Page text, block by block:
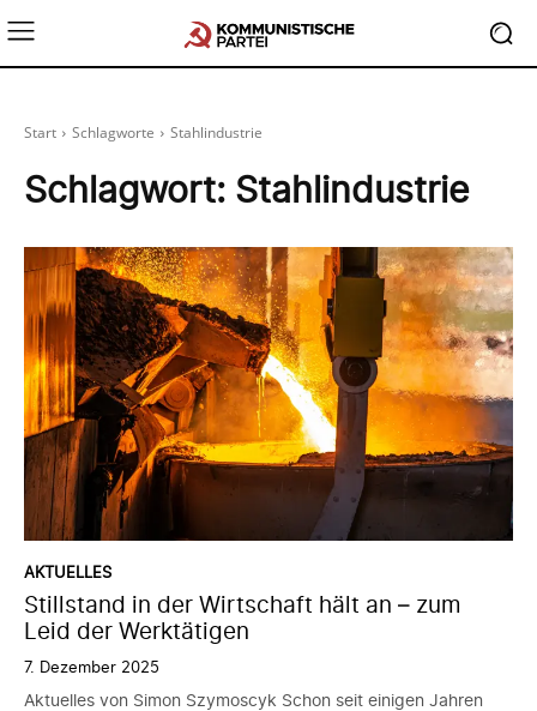
Start Schlagworte Stahlindustrie
Schlagwort: Stahlindustrie
AKTUELLES
Stillstand in der Wirtschaft hält an – zum
Leid der Werktätigen
7. Dezember 2025
Aktuelles von Simon Szymoscyk Schon seit einigen Jahren